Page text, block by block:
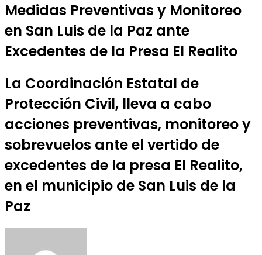
Medidas Preventivas y Monitoreo
en San Luis de la Paz ante
Excedentes de la Presa El Realito
La Coordinación Estatal de
Protección Civil, lleva a cabo
acciones preventivas, monitoreo y
sobrevuelos ante el vertido de
excedentes de la presa El Realito,
en el municipio de San Luis de la
Paz